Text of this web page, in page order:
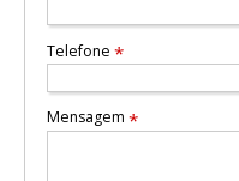
Telefone *
Mensagem *